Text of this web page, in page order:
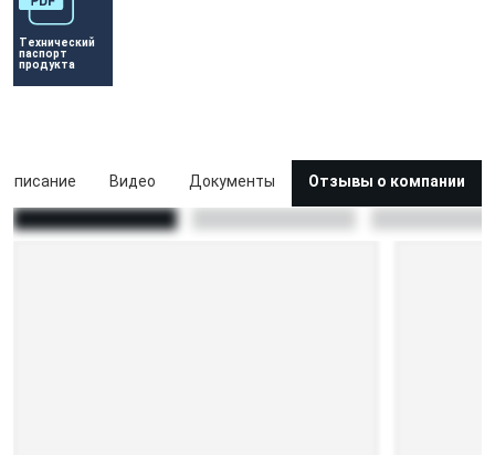
Технический
паспорт
продукта
Описание Видео Документы Отзывы о компании